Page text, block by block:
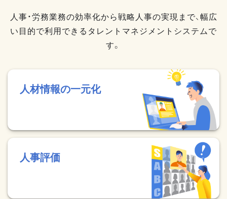
人事・労務業務の効率化から戦略人事の実現まで、幅広
い目的で利用できるタレントマネジメントシステムで
す。
人材情報の一元化
人事評価